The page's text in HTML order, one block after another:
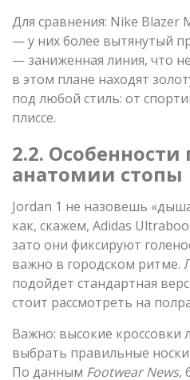
Для сравнения: Nike Blazer
— у них более вытянутый
— заниженная линия, что
в этом плане находят
под любой стиль: от
плиссе.
2.2. Особенности
анатомии стопы
Jordan 1 не назовешь
как, скажем, Adidas
зато они фиксируют
важно в городском ритме.
подойдет стандартная
стоит рассмотреть на
Важно: высокие кроссовки
выбрать правильные
По данным Footwear News,